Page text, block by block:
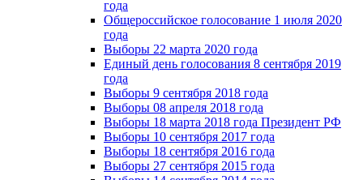
года
Общероссийское голосование 1 июля 2020
года
Выборы 22 марта 2020 года
Единый день голосования 8 сентября 2019
года
Выборы 9 сентября 2018 года
Выборы 08 апреля 2018 года
Выборы 18 марта 2018 года Президент РФ
Выборы 10 сентября 2017 года
Выборы 18 сентября 2016 года
Выборы 27 сентября 2015 года